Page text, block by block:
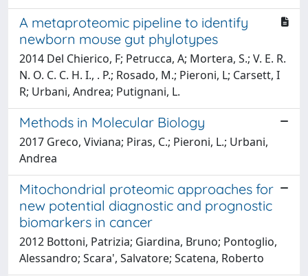
A metaproteomic pipeline to identify
newborn mouse gut phylotypes
2014 Del Chierico, F; Petrucca, A; Mortera, S.; V. E. R.
N. O. C. C. H. I., . P.; Rosado, M.; Pieroni, L; Carsett, I
R; Urbani, Andrea; Putignani, L.
Methods in Molecular Biology
2017 Greco, Viviana; Piras, C.; Pieroni, L.; Urbani,
Andrea
Mitochondrial proteomic approaches for
new potential diagnostic and prognostic
biomarkers in cancer
2012 Bottoni, Patrizia; Giardina, Bruno; Pontoglio,
Alessandro; Scara', Salvatore; Scatena, Roberto